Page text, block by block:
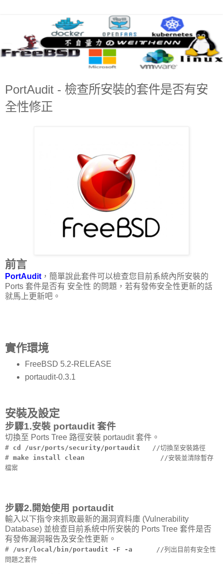
PortAudit - 檢查所安裝的套件是否有安
全性修正
前言
PortAudit ，簡單說此套件可以檢查您目前系統內所安裝的
Ports 套件是否有 安全性 的問題，若有發佈安全性更新的話
就馬上更新吧。
實作環境
FreeBSD 5.2-RELEASE
portaudit-0.3.1
安裝及設定
步驟1.安裝 portaudit 套件
切換至 Ports Tree 路徑安裝 portaudit 套件。
# cd /usr/ports/security/portaudit //切換至安裝路徑
# make install clean //安裝並清除暫存
檔案
步驟2.開始使用 portaudit
輸入以下指令來抓取最新的漏洞資料庫 (Vulnerability
Database) 並檢查目前系統中所安裝的 Ports Tree 套件是否
有發佈漏洞報告及安全性更新。
# /usr/local/bin/portaudit -F -a //列出目前有安全性
問題之套件